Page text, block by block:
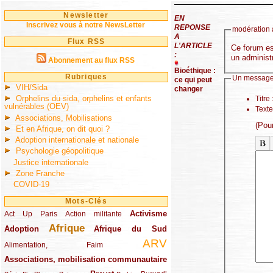
Newsletter
Inscrivez vous à notre NewsLetter
Flux RSS
Abonnement au flux RSS
Rubriques
VIH/Sida
Orphelins du sida, orphelins et enfants
vulnérables (OEV)
Associations, Mobilisations
Et en Afrique, on dit quoi ?
Adoption internationale et nationale
Psychologie géopolitique
Justice internationale
Zone Franche
COVID-19
Mots-Clés
Act Up Paris
(49/289) Action militante
(32/289) Activisme
(73/289)
Adoption
(82/289) Afrique
(161/289) Afrique du Sud
(73/289)
Alimentation, Faim
(48/289) ARV
(203/289)
Associations, mobilisation communautaire
(65/289)
EN
REPONSE
A
L'ARTICLE
:
Bioéthique :
ce qui peut
changer
modération
Ce forum
un
Un
Titre :